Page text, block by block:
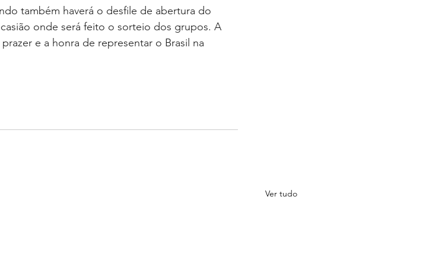
também haverá o desfile de abertura do
onde será feito o sorteio dos grupos. A
e a honra de representar o Brasil na
Ver tudo